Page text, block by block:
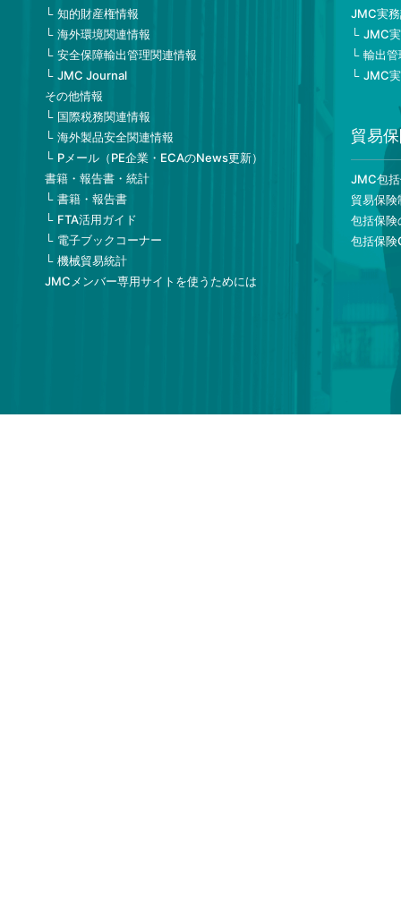
知的財産権情報
海外環境関連情報
安全保障輸出管理関連情報
JMC Journal
その他情報
国際税務関連情報
海外製品安全関連情報
Pメール（PE企業・ECAのNews更新）
書籍・報告書・統計
書籍・報告書
FTA活用ガイド
電子ブックコーナー
機械貿易統計
JMCメンバー専用サイトを使うためには
JMC実
JMC
輸出
JMC
貿易
JMC包
貿易保険
包括保険
包括保険